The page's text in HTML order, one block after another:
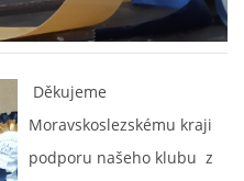
Děkujeme
Moravskoslezskému kraji
podporu našeho klubu z